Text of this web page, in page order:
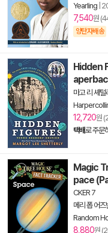
Yearling
7,540원
양탄자배송
Hidden
마고 리 셰털
12,720원
택배로 주문
Magic
pace
CKER 7
메리 폽 어즈
Random
8,880원